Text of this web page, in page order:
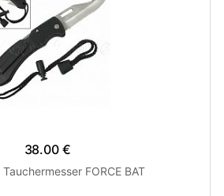
38.00 €
FORCE BAT